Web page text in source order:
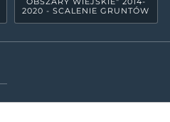
2020 - SCALENIE GRUNTÓW